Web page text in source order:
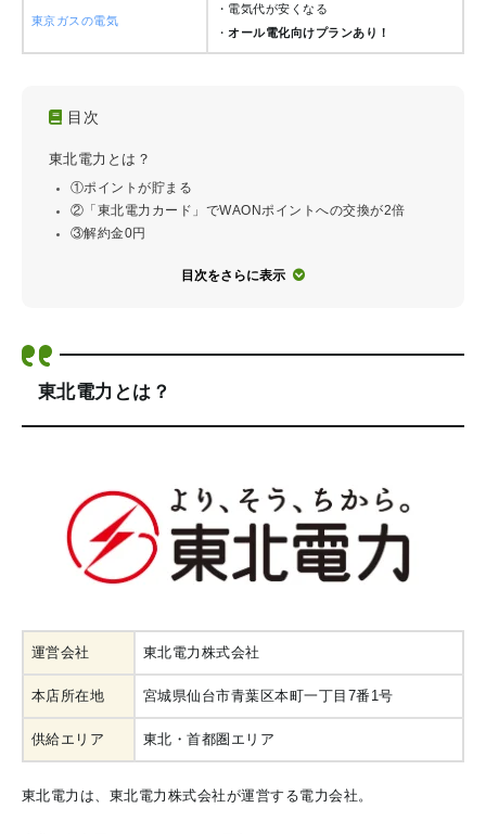
東京ガスの電気
・電気代が安くなる
・ オール電化向けプランあり！
目次
東北電力とは？
①ポイントが貯まる
②「東北電力カード」でWAONポイントへの交換が2倍
③解約金0円
目次をさらに表示
東北電力とは？
運営会社 東北電力株式会社
本店所在地 宮城県仙台市青葉区本町一丁目7番1号
供給エリア 東北・首都圏エリア
東北電力は、東北電力株式会社が運営する電力会社。